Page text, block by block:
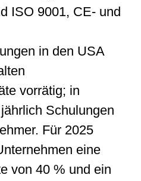
ISO 9001, CE- und
in den USA
vorrätig; in
Schulungen
Für 2025
eine
von 40 % und ein